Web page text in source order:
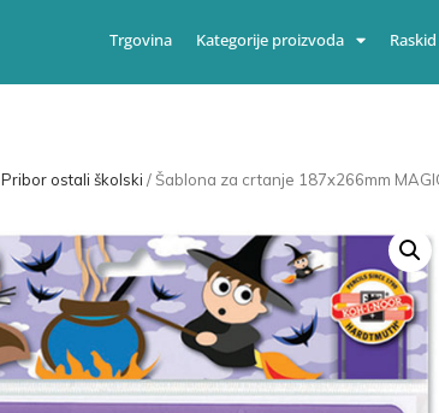
Trgovina Kategorije proizvoda
Pribor ostali školski / Šablona za crtanje 187x266mm